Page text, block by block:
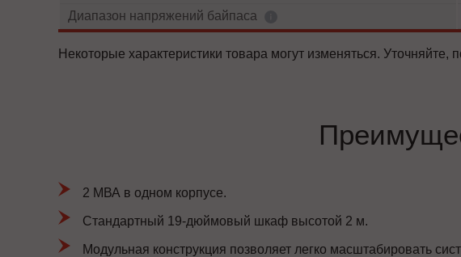
Диапазон напряжений байпаса
Некоторые характеристики товара могут изменяться.
2 МВА в одном корпусе.
Стандартный 19-дюймовый шкаф высотой 2 м.
Модульная конструкция позволяет легко масштабировать